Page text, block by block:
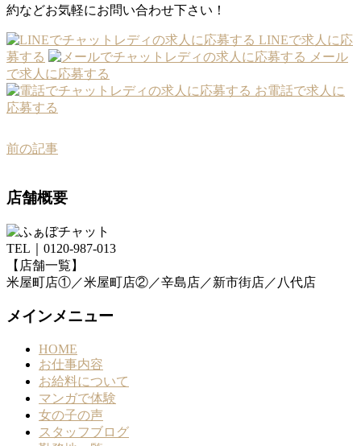
約などお気軽にお問い合わせ下さい！
LINEで求人に応
募する
メール
で求人に応募する
お電話で求人に
応募する
前の記事
店舗概要
TEL｜0120-987-013
【店舗一覧】
米屋町店①／米屋町店②／辛島店／新市街店／八代店
メインメニュー
HOME
お仕事内容
お給料について
マンガで体験
女の子の声
スタッフブログ